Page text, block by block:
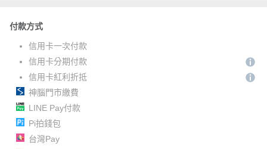
付款方式
信用卡一次付款
信用卡分期付款
信用卡紅利折抵
神腦門市繳費
LINE Pay付款
Pi拍錢包
台灣Pay